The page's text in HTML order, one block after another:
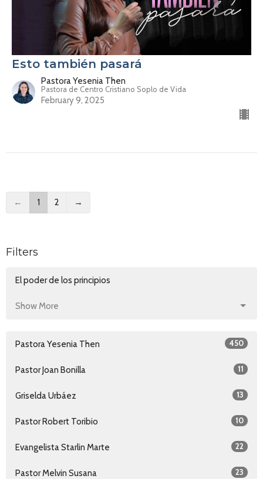
Esto también pasará
Pastora Yesenia Then
Pastora de Centro Cristiano Soplo de Vida
February 9, 2025
← 1 2 →
Filters
El poder de los principios
Show More
Pastora Yesenia Then 450
Pastor Joan Bonilla 11
Griselda Urbáez 13
Pastor Robert Toribio 10
Evangelista Starlin Marte 22
Pastor Melvin Susana 23